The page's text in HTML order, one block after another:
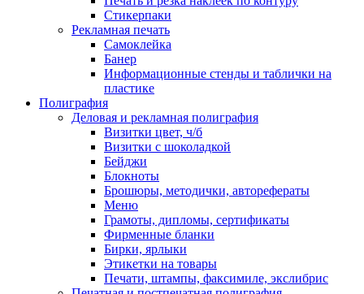
Стикерпаки
Рекламная печать
Самоклейка
Банер
Информационные стенды и таблички на
пластике
Полиграфия
Деловая и рекламная полиграфия
Визитки цвет, ч/б
Визитки с шоколадкой
Бейджи
Блокноты
Брошюры, методички, авторефераты
Меню
Грамоты, дипломы, сертификаты
Фирменные бланки
Бирки, ярлыки
Этикетки на товары
Печати, штампы, факсимиле, экслибрис